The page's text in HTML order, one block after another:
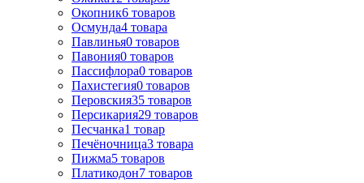
Окопник6 товаров
Осмунда4 товара
Павлинья0 товаров
Павония0 товаров
Пассифлора0 товаров
Пахистегия0 товаров
Перовския35 товаров
Персикария29 товаров
Песчанка1 товар
Печёночница3 товара
Пижма5 товаров
Платикодон7 товаров